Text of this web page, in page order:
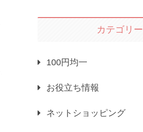
カテゴリー
100円均一
お役立ち情報
ネットショッピング